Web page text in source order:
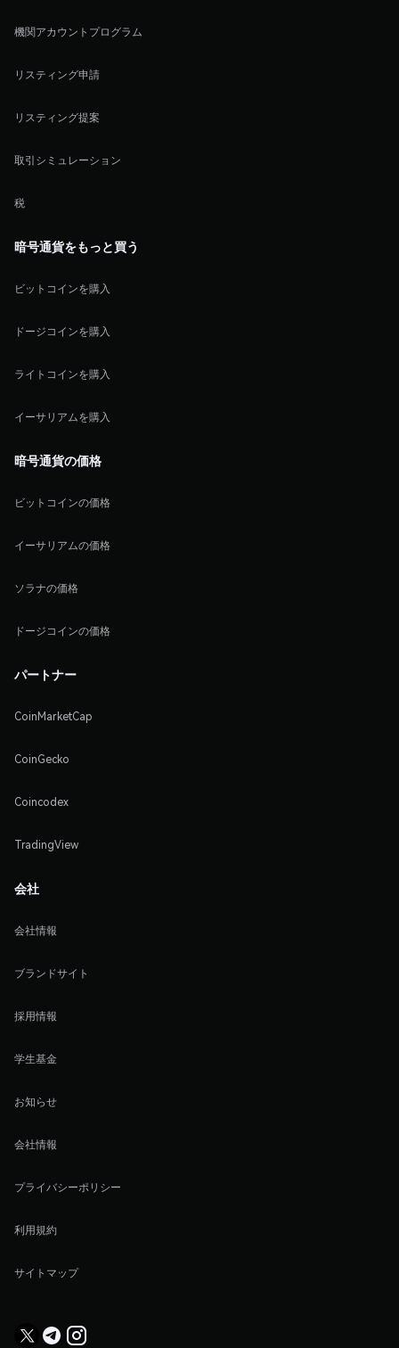
機関アカウントプログラム
リスティング申請
リスティング提案
取引シミュレーション
税
暗号通貨をもっと買う
ビットコインを購入
ドージコインを購入
ライトコインを購入
イーサリアムを購入
暗号通貨の価格
ビットコインの価格
イーサリアムの価格
ソラナの価格
ドージコインの価格
パートナー
CoinMarketCap
CoinGecko
Coincodex
TradingView
会社
会社情報
ブランドサイト
採用情報
学生基金
お知らせ
会社情報
プライバシーポリシー
利用規約
サイトマップ